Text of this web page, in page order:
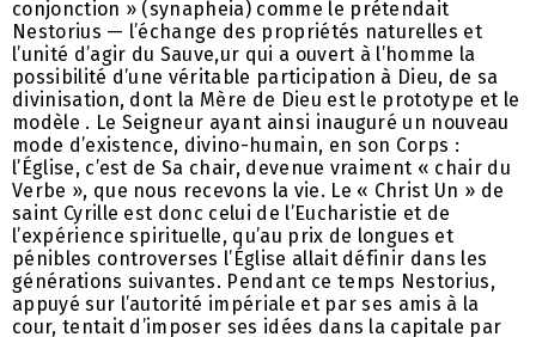
conjonction » (synapheia) comme le prétendait
Nestorius — l’échange des propriétés naturelles et
l’unité d’agir du Sauve,ur qui a ouvert à l’homme la
possibilité d’une véritable participation à Dieu, de sa
divinisation, dont la Mère de Dieu est le prototype et le
modèle . Le Seigneur ayant ainsi inauguré un nouveau
mode d’existence, divino-humain, en son Corps :
l’Église, c’est de Sa chair, devenue vraiment « chair du
Verbe », que nous recevons la vie. Le « Christ Un » de
saint Cyrille est donc celui de l’Eucharistie et de
l’expérience spirituelle, qu’au prix de longues et
pénibles controverses l’Église allait définir dans les
générations suivantes. Pendant ce temps Nestorius,
appuyé sur l’autorité impériale et par ses amis à la
cour, tentait d’imposer ses idées dans la capitale par